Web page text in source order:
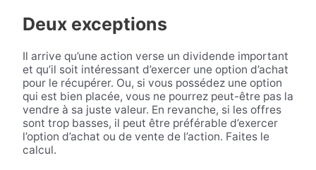
Deux exceptions
Il arrive qu’une action verse un dividende important
et qu’il soit intéressant d’exercer une option d’achat
pour le récupérer. Ou, si vous possédez une option
qui est bien placée, vous ne pourrez peut-être pas la
vendre à sa juste valeur. En revanche, si les offres
sont trop basses, il peut être préférable d’exercer
l’option d’achat ou de vente de l’action. Faites le
calcul.